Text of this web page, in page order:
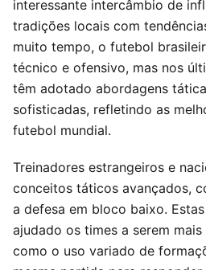
interessante intercâmbio de
tradições locais com
muito tempo, o futebol
técnico e ofensivo, mas nos
têm adotado abordagens
sofisticadas, refletindo as
futebol mundial.
Treinadores estrangeiros e
conceitos táticos avançados,
a defesa em bloco baixo.
ajudado os times a serem
como o uso variado de